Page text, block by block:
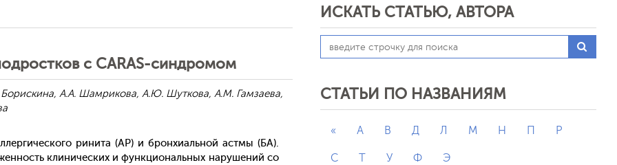
с CARAS-синдромом
А.А. Шамрикова, А.Ю. Шуткова, А.М. Гамзаева,
ри­нита (АР) и брон­хи­аль­ной ас­тмы (БА).
кли­ничес­ких и фун­кци­ональ­ных на­руше­ний со
ИСКАТЬ СТАТЬЮ, АВТОРА
СТАТЬИ ПО НАЗВАНИЯМ
« А В Д Л М Н П Р
С Т У Ф Э